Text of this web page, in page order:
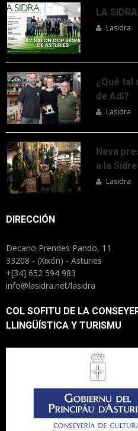
LA
Lasidra
¿Qué tal
de Adi?
Lasidra
Nava
a la Sidre
Lasidra
DIRECCIÓN
Decano Prendes Pando, 11
33208 - (Xixón) - Asturies
+[34] 652 594 983
info@lasidra.net/lasidra
COL SOFITU DE LA
LLINGÜÍSTICA Y TURISMU